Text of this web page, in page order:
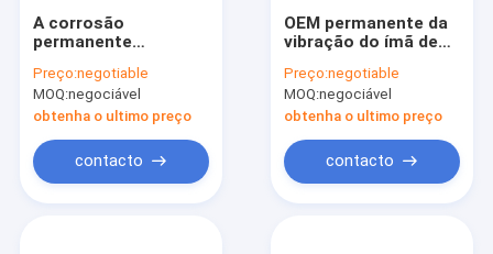
A corrosão
permanente
de barra da ferrite
impermeabiliza
ISO/TS16949
Preço:negotiable
MOQ:negociável
obtenha o ultimo preço
contacto
OEM permanente da
vibração do ímã de
motor elétrico do
cortador de grama
anti
Preço:negotiable
MOQ:negociável
obtenha o ultimo preço
contacto